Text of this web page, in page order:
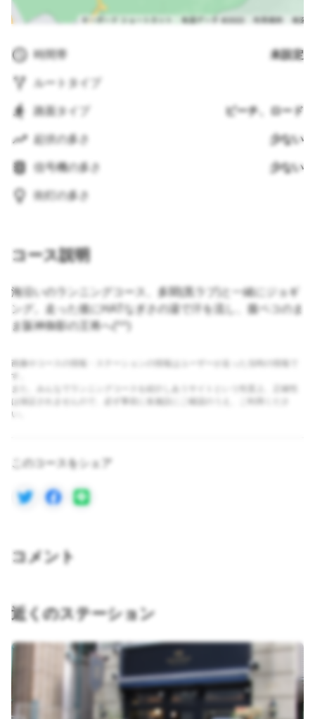
時間帯 未設定
ルートタイプ
路面タイプ ビーチ、ロード
起伏の多さ 少ない
信号機の多さ 少ない
街灯の多さ
コース説明
海沿いのランニングコース、多聞(黒ラブ)と一緒にジョギ
ング。走った後にHATなぎさの湯で汗を流し、腹ペコのま
ま阪神御影の王将へ(^^)
画像やコースの情報・ステーションの情報はユーザーが走った当時の情報で
す。
また、みんなでランニングコースを紹介しあうサイトという性質上、正確性
は保証されませんので、必ず事前に各施設にご確認のうえ、ご利用くださ
い。
このコースをシェア
コメント
近くのステーション